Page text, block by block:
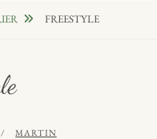
FREESTYLE
AV
MARTIN